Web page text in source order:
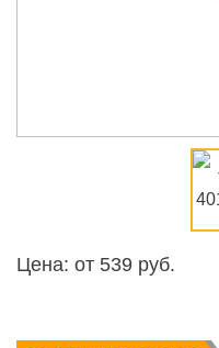
Цена: от 539 руб.